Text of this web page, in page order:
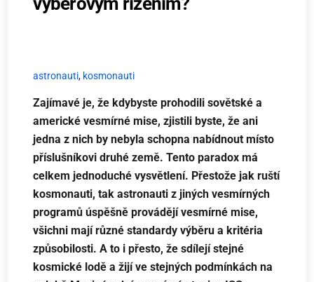
astronauti, kosmonauti
Zajímavé je, že kdybyste prohodili sovětské a
americké vesmírné mise, zjistili byste, že ani
jedna z nich by nebyla schopna nabídnout místo
příslušníkovi druhé země. Tento paradox má
celkem jednoduché vysvětlení. Přestože jak ruští
kosmonauti, tak astronauti z jiných vesmírných
programů úspěšně provádějí vesmírné mise,
všichni mají různé standardy výběru a kritéria
způsobilosti. A to i přesto, že sdílejí stejné
kosmické lodě a žijí ve stejných podmínkách na